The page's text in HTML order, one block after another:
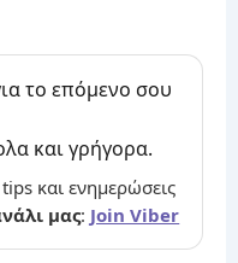
το επόμενο σου
και γρήγορα.
και ενημερώσεις
μας: Join Viber